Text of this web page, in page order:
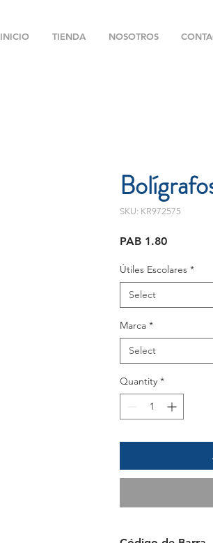
INICIO TIENDA NOSOTROS
SKU: KR972575
PAB 1.80Price
Útiles Escolares *
Select
Marca *
Select
Quantity *